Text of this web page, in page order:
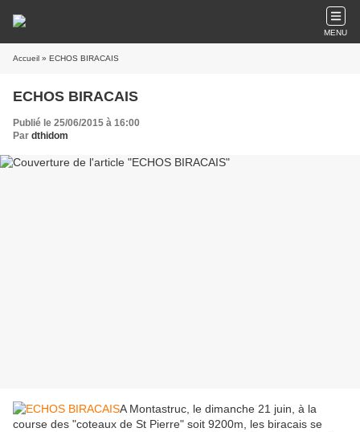
MENU
Accueil » ECHOS BIRACAIS
ECHOS BIRACAIS
Publié le 25/06/2015 à 16:00
Par dthidom
A Montastruc, le dimanche 21 juin, à la
course des "coteaux de St Pierre" soit 9200m, les biracais se